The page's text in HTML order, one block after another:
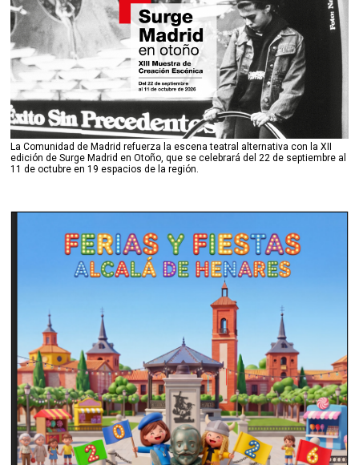
La Comunidad de Madrid refuerza la escena teatral alternativa con la XII
edición de Surge Madrid en Otoño, que se celebrará del 22 de septiembre al
11 de octubre en 19 espacios de la región.